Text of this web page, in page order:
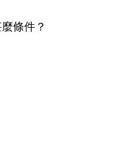
條件？